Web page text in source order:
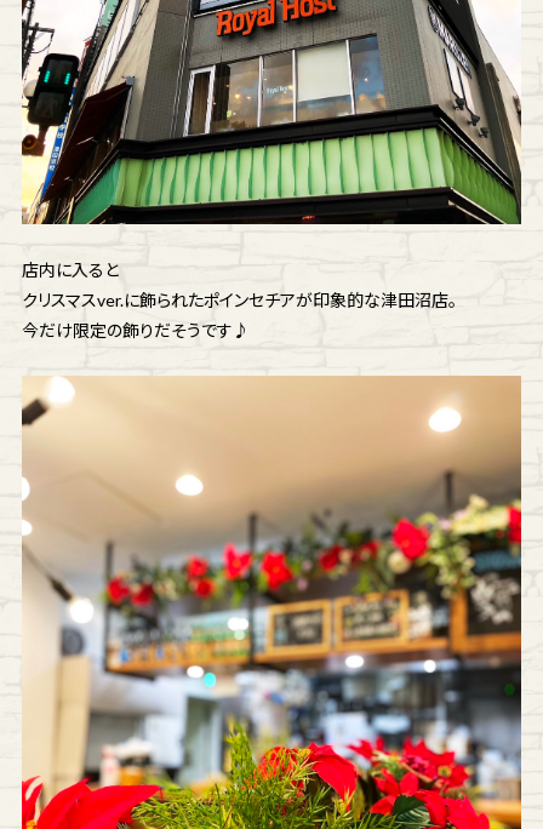
店内に入ると
クリスマスver.に飾られたポインセチアが印象的な津田沼店。
今だけ限定の飾りだそうです♪